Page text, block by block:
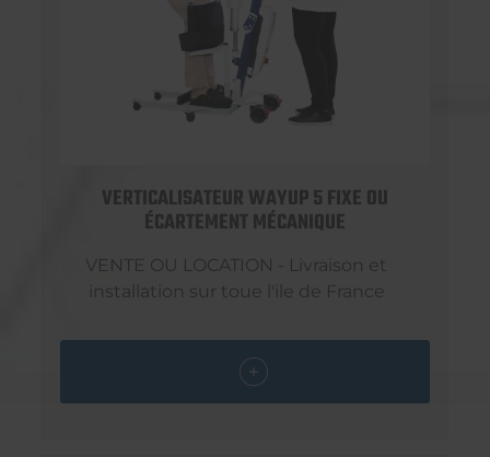
VERTICALISATEUR WAYUP 5 FIXE OU
ÉCARTEMENT MÉCANIQUE
VENTE OU LOCATION - Livraison et
installation sur toue l'ile de France